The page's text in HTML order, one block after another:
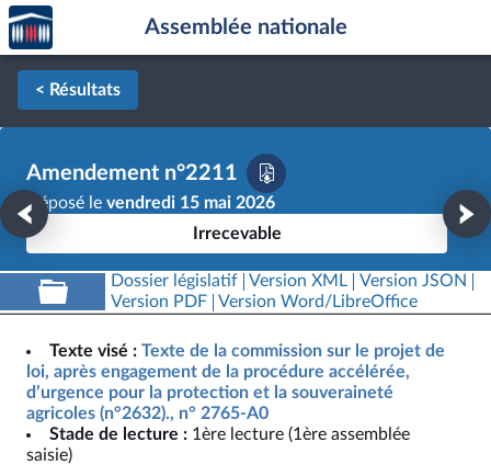
Aller au contenu
Aller en bas de la page
Accèder
à la
page
d'accueil
Assemblée nationale
< Résultats
Amendement n°2211
Déposé le vendredi 15 mai 2026
Irrecevable
Dossier législatif Version XML
Version JSON
Version PDF
Version Word/LibreOffice
Texte visé : Texte de la commission sur le projet de
loi, après engagement de la procédure accélérée,
d’urgence pour la protection et la souveraineté
agricoles (n°2632)., n° 2765-A0
Stade de lecture : 1ère lecture (1ère assemblée
saisie)